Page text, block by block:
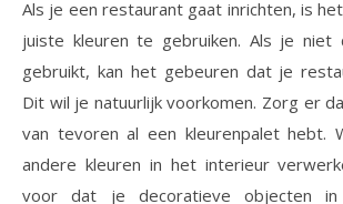
Als je een restaurant gaat inrichten, is
juiste kleuren te gebruiken. Als je niet
gebruikt, kan het gebeuren dat je
Dit wil je natuurlijk voorkomen. Zorg er
van tevoren al een kleurenpalet hebt.
andere kleuren in het interieur
voor dat je decoratieve objecten in